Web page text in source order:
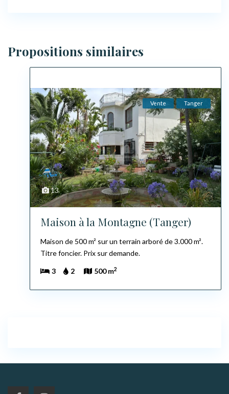
Propositions similaires
13
Vente Tanger
Maison à la Montagne (Tanger)
Maison de 500 m² sur un terrain arboré de 3.000 m².
Titre foncier. Prix sur demande.
3 2 500 m2